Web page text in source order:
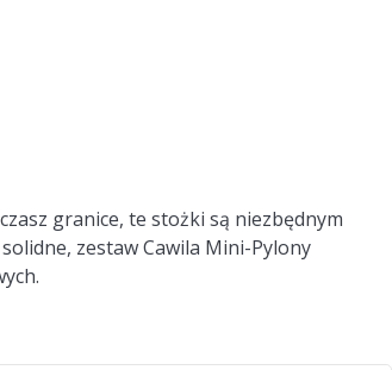
granice, te stożki są niezbędnym
zestaw Cawila Mini-Pylony